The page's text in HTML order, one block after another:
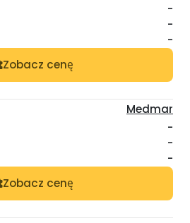
-
-
-
Zobacz cenę
Medmar
-
-
-
Zobacz cenę